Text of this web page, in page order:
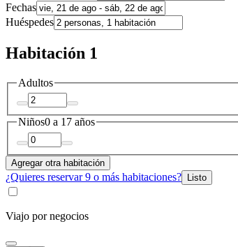
Fechas
Huéspedes
Habitación 1
Adultos
Niños0 a 17 años
Agregar otra habitación
¿Quieres reservar 9 o más habitaciones? Listo
Viajo por negocios